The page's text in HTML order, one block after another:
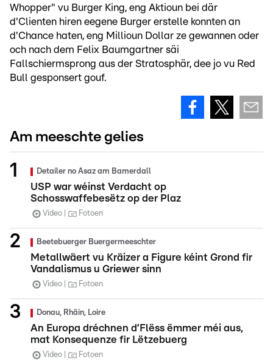
Whopper" vu Burger King, eng Aktioun bei där
d'Clienten hiren eegene Burger erstelle konnten an
d'Chance haten, eng Millioun Dollar ze gewannen oder
och nach dem Felix Baumgartner säi
Fallschiermsprong aus der Stratosphär, dee jo vu Red
Bull gesponsert gouf.
Am meeschte gelies
Detailer no Asaz am Bamerdall
USP war wéinst Verdacht op
Schosswaffebesëtz op der Plaz
Video Fotoen
Beetebuerger Buergermeeschter
Metallwäert vu Kräizer a Figure kéint Grond fir
Vandalismus u Griewer sinn
Video Fotoen
Donau, Rhäin, Loire
An Europa dréchnen d’Flëss ëmmer méi aus,
mat Konsequenze fir Lëtzebuerg
Video Fotoen